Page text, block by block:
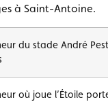
à Saint-Antoine.
du stade André
où joue l’Étoile